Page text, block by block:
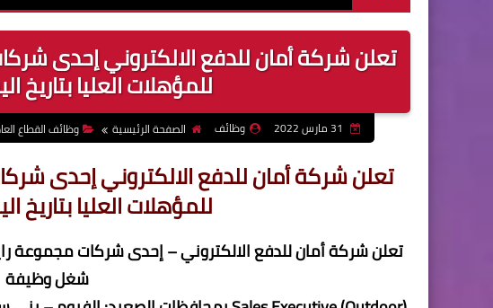
تعلن شركة أمان للدفع الالكتروني إحدى
للمؤهلات العليا بتاريخ اليوم 1-
وظائف الصفحة الرئيسية وظائف القطاع
تعلن شركة أمان للدفع الالكتروني إحدى
للمؤهلات العليا بتاريخ اليوم 1-
تعلن شركة أمان للدفع الالكتروني – إحدى شركات مجموعة
شغل وظيفة